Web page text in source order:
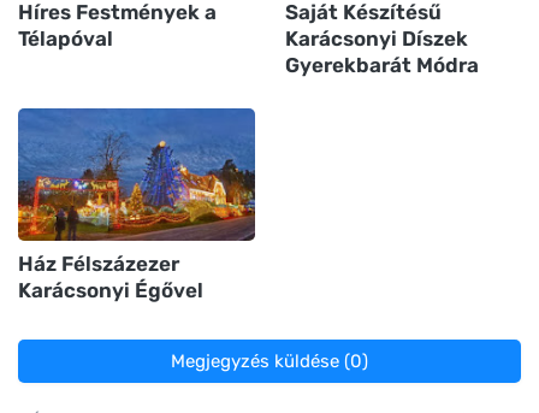
Híres Festmények a
Télapóval
Saját Készítésű
Karácsonyi Díszek
Gyerekbarát Módra
Ház Félszázezer
Karácsonyi Égővel
Megjegyzés küldése (0)